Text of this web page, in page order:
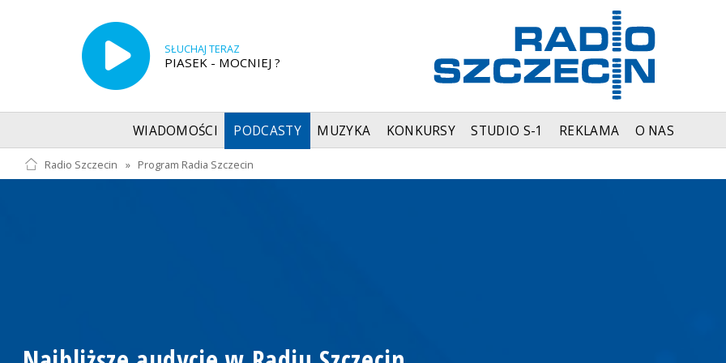
SŁUCHAJ TERAZ
PIASEK - MOCNIEJ ?
WIADOMOŚCI PODCASTY MUZYKA KONKURSY STUDIO S-1 REKLAMA O NAS
Radio Szczecin » Program Radia Szczecin